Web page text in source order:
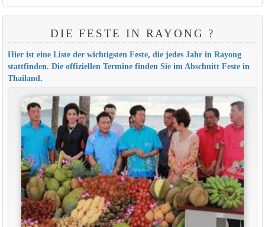
DIE FESTE IN RAYONG ?
Hier ist eine Liste der wichtigsten Feste, die jedes Jahr in Rayong
stattfinden. Die offiziellen Termine finden Sie im Abschnitt Feste in
Thailand.